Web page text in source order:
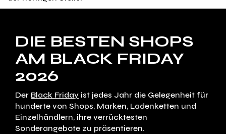
DIE BESTEN SHOPS
AM BLACK FRIDAY
2026
Der Black Friday ist jedes Jahr die Gelegenheit für
hunderte von Shops, Marken, Ladenketten und
Einzelhändlern, ihre verrücktesten
Sonderangebote zu präsentieren.